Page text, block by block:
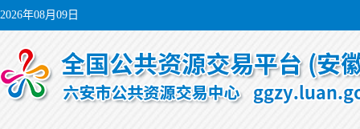
2026年08月09日